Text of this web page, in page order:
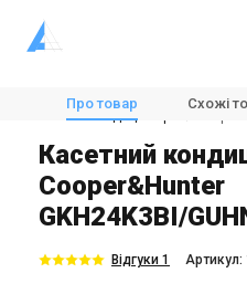
Магазин Кондиціонування
Касетні кондиціонери
Про товар Схожі
Касетний
Cooper&Hunter
GKH24K3BI/
Відгуки 1 Aртикул: